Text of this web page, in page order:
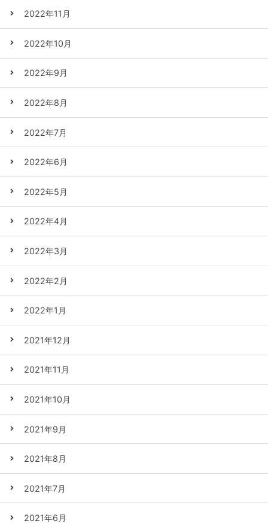
2022年11月
2022年10月
2022年9月
2022年8月
2022年7月
2022年6月
2022年5月
2022年4月
2022年3月
2022年2月
2022年1月
2021年12月
2021年11月
2021年10月
2021年9月
2021年8月
2021年7月
2021年6月